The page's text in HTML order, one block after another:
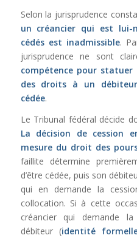
Selon la jurisprudence
un créancier qui est lui-
cédés est inadmissible.
jurisprudence ne sont
compétence pour statuer
des droits à un
cédée.
Le Tribunal fédéral décide
La décision de cession
mesure du droit des
faillite détermine
d’être cédée, puis son
qui en demande la
collocation. Si à cette
créancier qui demande
débiteur (identité